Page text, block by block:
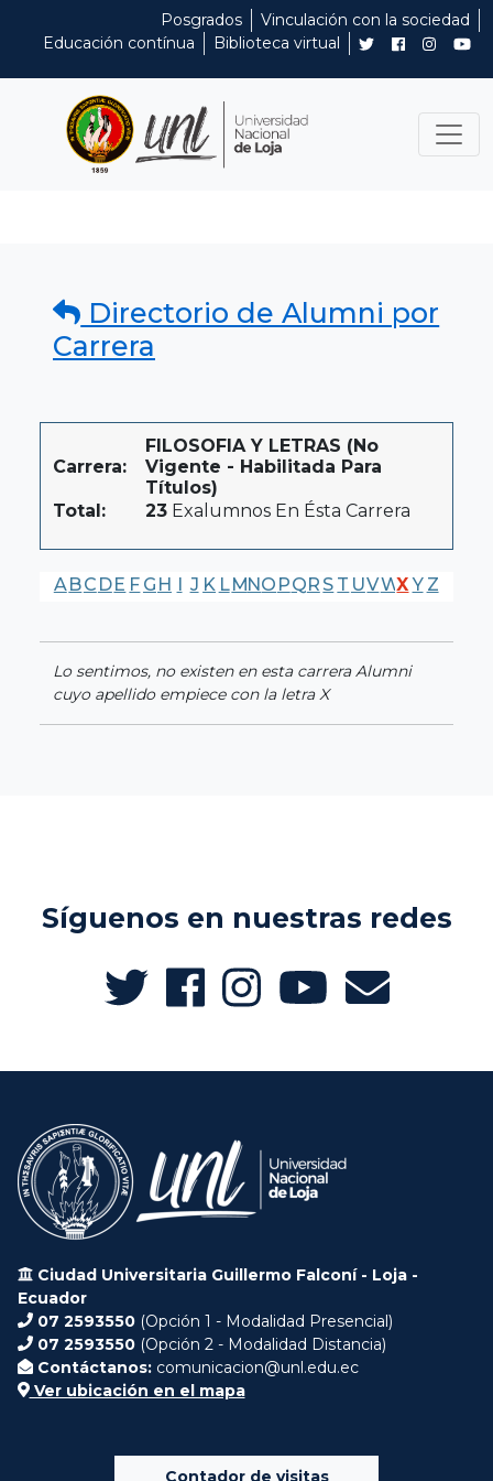
Posgrados
Vinculación con la sociedad
Educación contínua
Biblioteca virtual
Directorio de Alumni por
Carrera
Carrera:
FILOSOFIA Y LETRAS (No
Vigente - Habilitada Para
Títulos)
Total:
23 Exalumnos En Ésta Carrera
A BC DE F G H I J K LMNO PQR S T UVWXY Z
Lo sentimos, no existen en esta carrera Alumni
cuyo apellido empiece con la letra X
Síguenos en nuestras redes
Ciudad Universitaria Guillermo Falconí - Loja -
Ecuador
07 2593550 (Opción 1 - Modalidad Presencial)
07 2593550 (Opción 2 - Modalidad Distancia)
Contáctanos: comunicacion@unl.edu.ec
Ver ubicación en el mapa
Contador de visitas